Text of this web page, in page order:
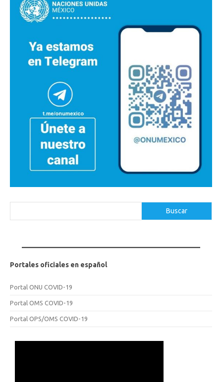
Buscar
Portales oficiales en español
Portal ONU COVID-19
Portal OMS COVID-19
Portal OPS/OMS COVID-19